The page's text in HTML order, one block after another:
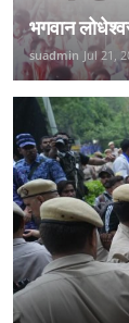
भगवान
suadmin Jul 21,